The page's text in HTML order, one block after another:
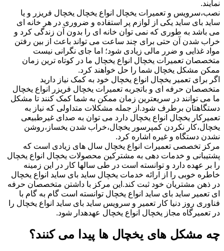
نمایند.
نصب،سرویس و تعمیرات یخچال انواع یخچال یخچال فریزر و یا
ساید بای ساید یکی از لوازم پر استفاده و ضروری در هر خانه ای
می باشد به طوری که نمی توان خانه ای را بدون آن زندگی کرد و
خراب شدن آن حتی برای چند ساعت می تواند باعث از بین رفتن
مواد غذایی و ضرر مالی زیادی شود؛ اما جای نگرانی نیست
متخصصان تعمیرات یخچال انواع یخچال ما در کوتاه ترین زمان
ممکن مشکل یخچال شما را حل خواهند کرد.
اگر برای تعمیر یخچال انواع یخچال خود به کمک نیاز دارید
متخصصان حرفه ای و باتجربه تعمیرات یخچال فریزر انواع یخچال
ما می توانند در سریعترین زمان ممکن به شما کمک کنند تا مشکل
دستگاهتان برطرف شود.از جمله مشکلات متداولی که نیاز به
تعمیرکار یخچال انواع یخچال دارد می توان به صدای غیرطبیعی
یخچال،کار نکردن کمپرسور یخچال،خراب شدن یخساز،روشن
نشدن دستگاه و غیره اشاره کرد.
مرکز تخصصی تعمیرات انواع یخچال سال های زیادی است که
پشتیبانی و خدمات دهی به مشترکین محصولات یخچال انواع یخچال
را بر عهده دارد و توانسته است در طی سالها کار در این زمینه
خاطره خوبی را از ارائه خدمات یخچال ساید بای ساید انواع یخچال
در ذهن مشتریان خود ثبت کند.این مرکز با داشتن متخصصان حرفه
ای تعمیر ساید بای ساید انواع یخچال توانسته است گام به گام با
فناوری روز دنیا کار تعمیر و سرویس ساید بای ساید انواع یخچال را
در تعمیرگاه مجاز یخچال انواع یخچال عهدهدار شود.
چه مشکل های یخچال ها پیدا می کنند؟